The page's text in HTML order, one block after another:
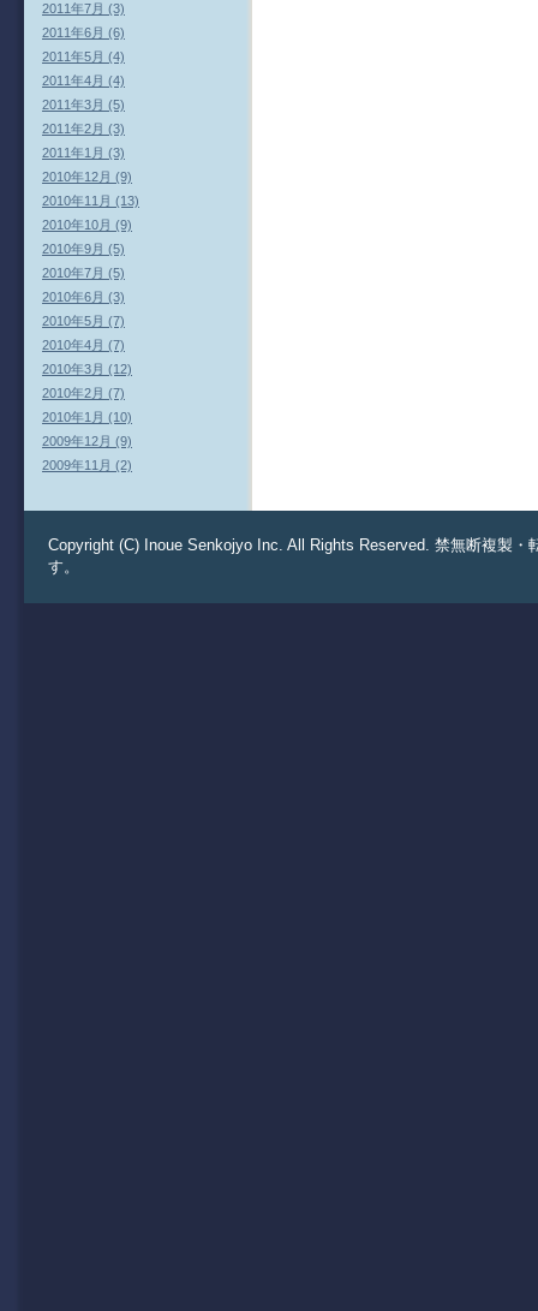
2011年7月 (3)
2011年6月 (6)
2011年5月 (4)
2011年4月 (4)
2011年3月 (5)
2011年2月 (3)
2011年1月 (3)
2010年12月 (9)
2010年11月 (13)
2010年10月 (9)
2010年9月 (5)
2010年7月 (5)
2010年6月 (3)
2010年5月 (7)
2010年4月 (7)
2010年3月 (12)
2010年2月 (7)
2010年1月 (10)
2009年12月 (9)
2009年11月 (2)
Copyright (C) Inoue Senkojyo Inc. All Rights Reserved. 禁無断複製
す。